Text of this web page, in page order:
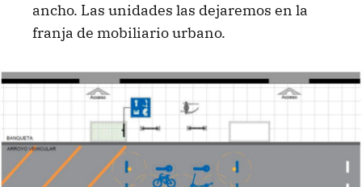
ancho. Las unidades las dejaremos en la
franja de mobiliario urbano.